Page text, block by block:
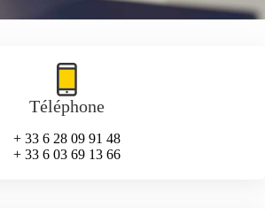
Téléphone
+ 33 6 28 09 91 48
+ 33 6 03 69 13 66